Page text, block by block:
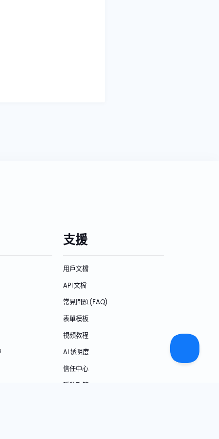
支援
用戶文檔
API 文檔
常見問題 (FAQ)
表單模板
視頻教程
AI 透明度
信任中心
隱私政策